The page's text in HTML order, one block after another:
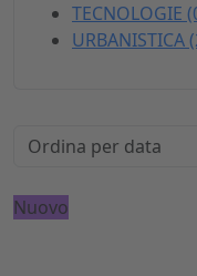
TECNOLOGIE
URBANISTICA
Nuovo